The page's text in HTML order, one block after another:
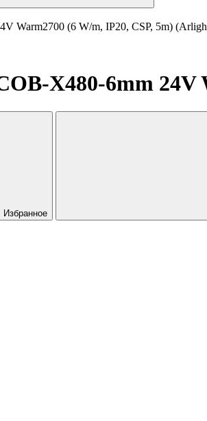
Warm2700 (6 W/m, IP20, CSP, 5m)
X480-6mm
Избранное